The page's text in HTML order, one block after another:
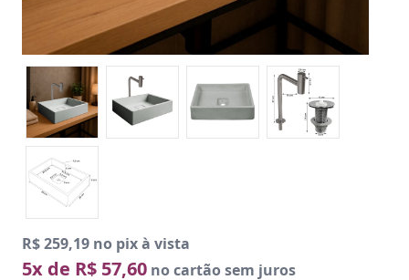
R$ 259,19 no pix à vista
5x de R$ 57,60 no cartão sem juros